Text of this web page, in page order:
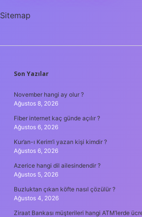
Sitemap
SIDEBAR
Son Yazılar
November hangi ay olur ?
Ağustos 8, 2026
Fiber internet kaç günde açılır ?
Ağustos 6, 2026
Kur’an-ı Kerim’i yazan kişi kimdir ?
Ağustos 6, 2026
Azerice hangi dil ailesindendir ?
Ağustos 5, 2026
Buzluktan çıkan köfte nasıl çözülür ?
Ağustos 4, 2026
Ziraat Bankası müşterileri hangi ATM’lerde